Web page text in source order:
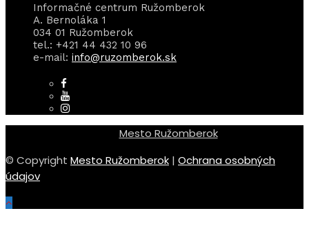
Informačné centrum Ružomberok
A. Bernoláka 1
034 01 Ružomberok
tel.: +421 44 432 10 96
e-mail: info@ruzomberok.sk
Mesto Ružomberok
© Copyright Mesto Ružomberok | Ochrana osobných
údajov